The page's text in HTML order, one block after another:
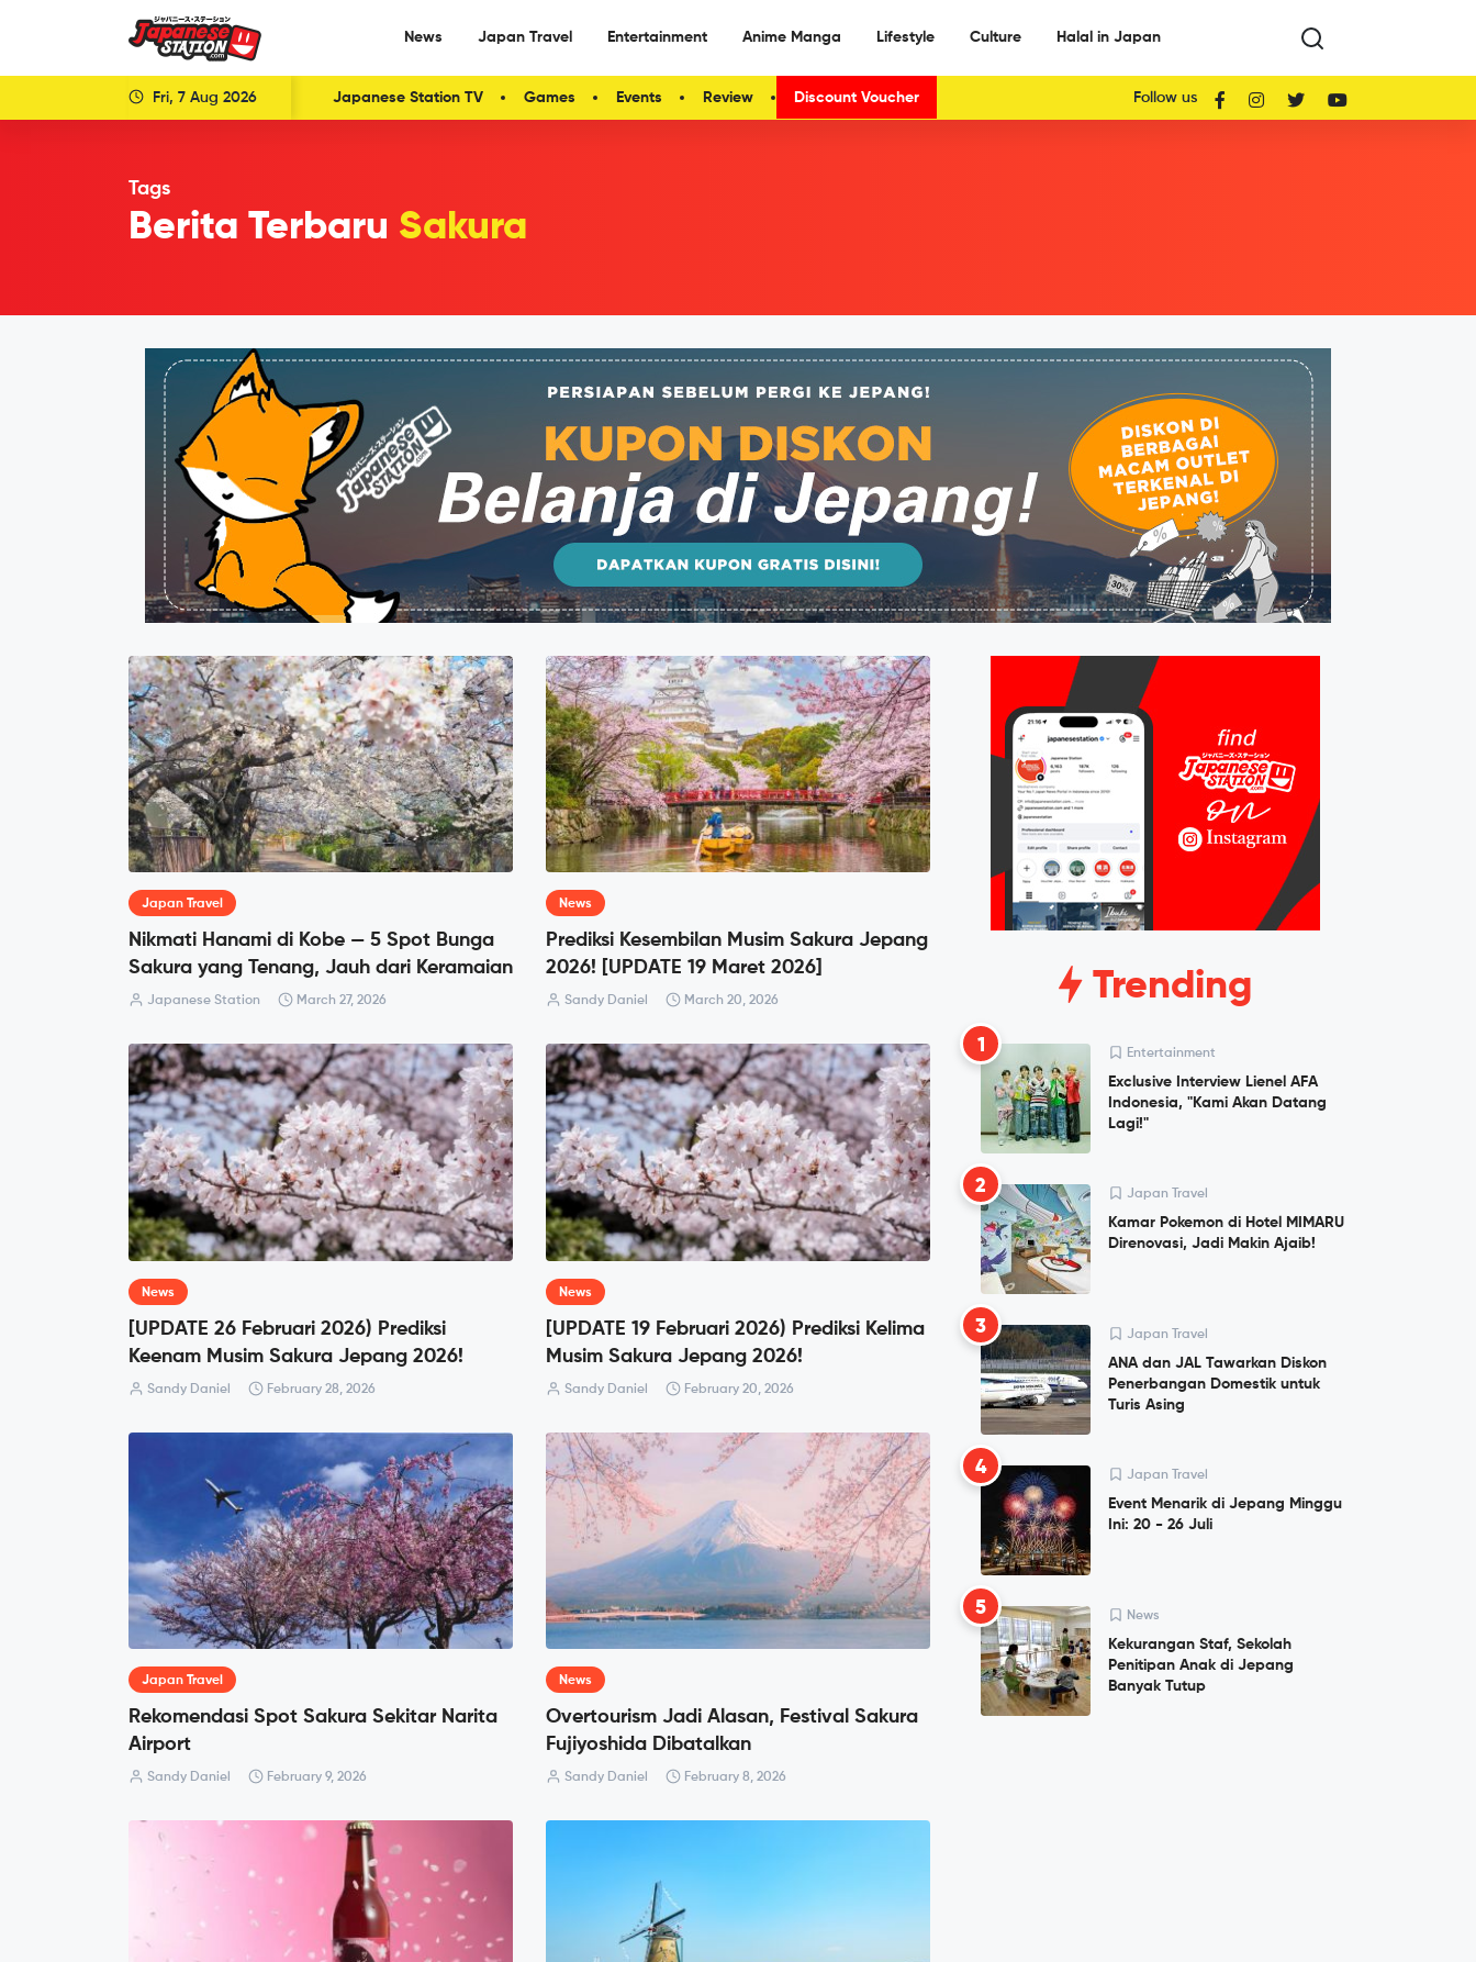
News Japan Travel Entertainment Anime Manga Lifestyle Culture Halal in Japan
Fri, 7 Aug 2026 Japanese Station TV Games Events Review Discount Voucher Follow us
Tags
Berita Terbaru Sakura
Japan Travel
Nikmati Hanami di Kobe — 5 Spot Bunga
Sakura yang Tenang, Jauh dari Keramaian
Japanese Station March 27, 2026
News
Prediksi Kesembilan Musim Sakura Jepang
2026! [UPDATE 19 Maret 2026]
Sandy Daniel March 20, 2026
News
[UPDATE 26 Februari 2026) Prediksi
Keenam Musim Sakura Jepang 2026!
Sandy Daniel February 28, 2026
News
[UPDATE 19 Februari 2026) Prediksi Kelima
Musim Sakura Jepang 2026!
Sandy Daniel February 20, 2026
Japan Travel
Rekomendasi Spot Sakura Sekitar Narita
Airport
Sandy Daniel February 9, 2026
News
Overtourism Jadi Alasan, Festival Sakura
Fujiyoshida Dibatalkan
Sandy Daniel February 8, 2026
Trending
1 Entertainment
Exclusive Interview Lienel AFA
Indonesia, "Kami Akan Datang
Lagi!"
2 Japan Travel
Kamar Pokemon di Hotel MIMARU
Direnovasi, Jadi Makin Ajaib!
3 Japan Travel
ANA dan JAL Tawarkan Diskon
Penerbangan Domestik untuk
Turis Asing
4 Japan Travel
Event Menarik di Jepang Minggu
Ini: 20 - 26 Juli
5 News
Kekurangan Staf, Sekolah
Penitipan Anak di Jepang
Banyak Tutup